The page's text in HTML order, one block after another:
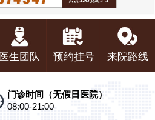
医生团队 预约挂号 来院路线
门诊时间（无假日医院）
08:00-21:00